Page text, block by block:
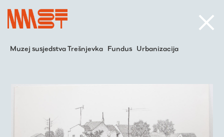
Muzej susjedstva Trešnjevka Fundus Urbanizacija